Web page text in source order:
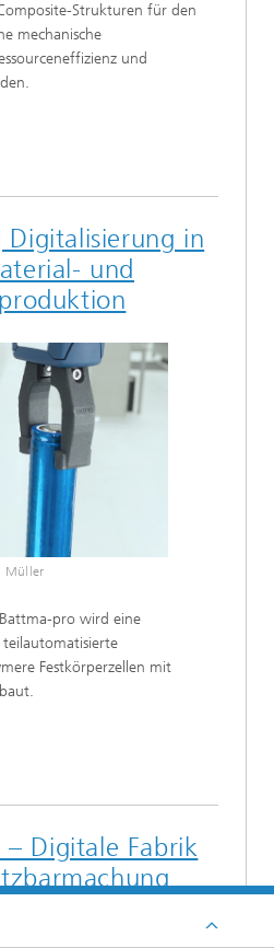
Strukturen für den
mechanische
und
Digitalisierung in
und
Müller
pro wird eine
Festkörperzellen mit
– Digitale Fabrik